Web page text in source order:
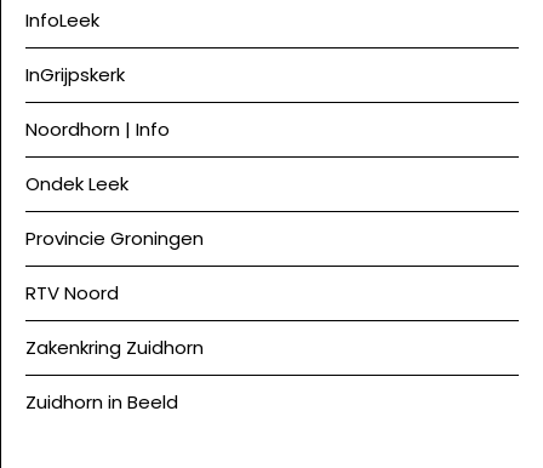
InfoLeek
InGrijpskerk
Noordhorn | Info
Ondek Leek
Provincie Groningen
RTV Noord
Zakenkring Zuidhorn
Zuidhorn in Beeld